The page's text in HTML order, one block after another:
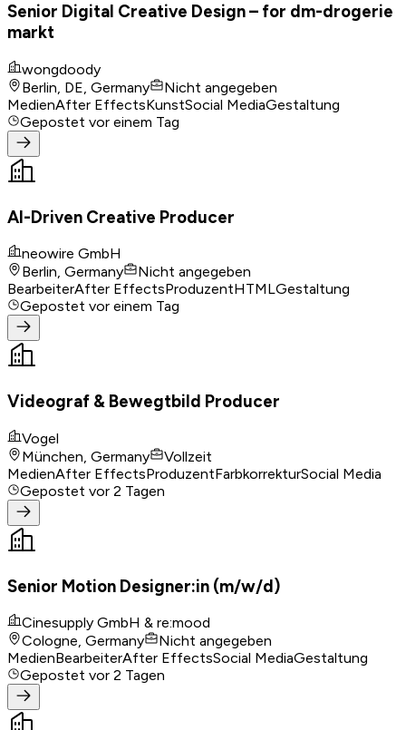
Senior Digital Creative Design – for dm-drogerie
markt
wongdoody
Berlin, DE, Germany
Nicht angegeben
MedienAfter EffectsKunstSocial MediaGestaltung
Gepostet vor einem Tag
AI-Driven Creative Producer
neowire GmbH
Berlin, Germany
Nicht angegeben
BearbeiterAfter EffectsProduzentHTMLGestaltung
Gepostet vor einem Tag
Videograf & Bewegtbild Producer
Vogel
München, Germany
Vollzeit
MedienAfter EffectsProduzentFarbkorrekturSocial Media
Gepostet vor 2 Tagen
Senior Motion Designer:in (m/w/d)
Cinesupply GmbH & re:mood
Cologne, Germany
Nicht angegeben
MedienBearbeiterAfter EffectsSocial MediaGestaltung
Gepostet vor 2 Tagen